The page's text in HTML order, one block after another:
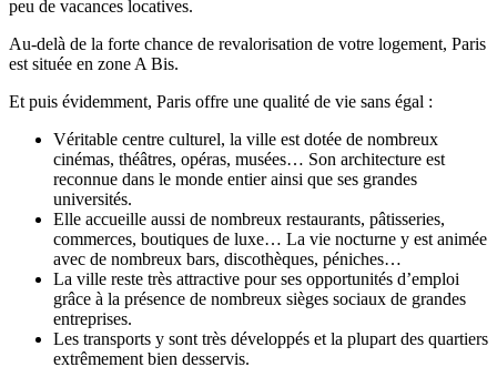
peu de vacances locatives.
Au-delà de la forte chance de revalorisation de votre logement, Paris
est située en zone A Bis.
Et puis évidemment, Paris offre une qualité de vie sans égal :
Véritable centre culturel, la ville est dotée de nombreux
cinémas, théâtres, opéras, musées… Son architecture est
reconnue dans le monde entier ainsi que ses grandes
universités.
Elle accueille aussi de nombreux restaurants, pâtisseries,
commerces, boutiques de luxe… La vie nocturne y est animée
avec de nombreux bars, discothèques, péniches…
La ville reste très attractive pour ses opportunités d’emploi
grâce à la présence de nombreux sièges sociaux de grandes
entreprises.
Les transports y sont très développés et la plupart des quartiers
extrêmement bien desservis.